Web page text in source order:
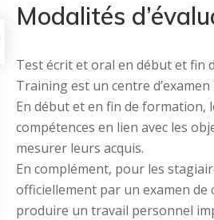
Modalités
Test écrit et oral en début et fin
Training est un centre d’examen
En début et en fin de formation,
compétences en lien avec les
mesurer leurs acquis.
En complément, pour les
officiellement par un examen de
produire un travail personnel